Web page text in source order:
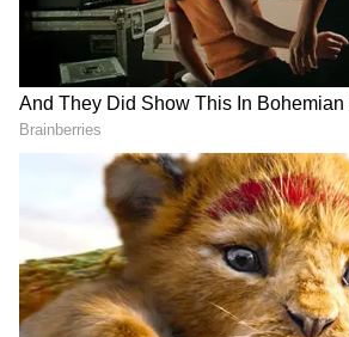
గూగుల్‌లో ఆసక్తికరమైన సమాచారం కోసం